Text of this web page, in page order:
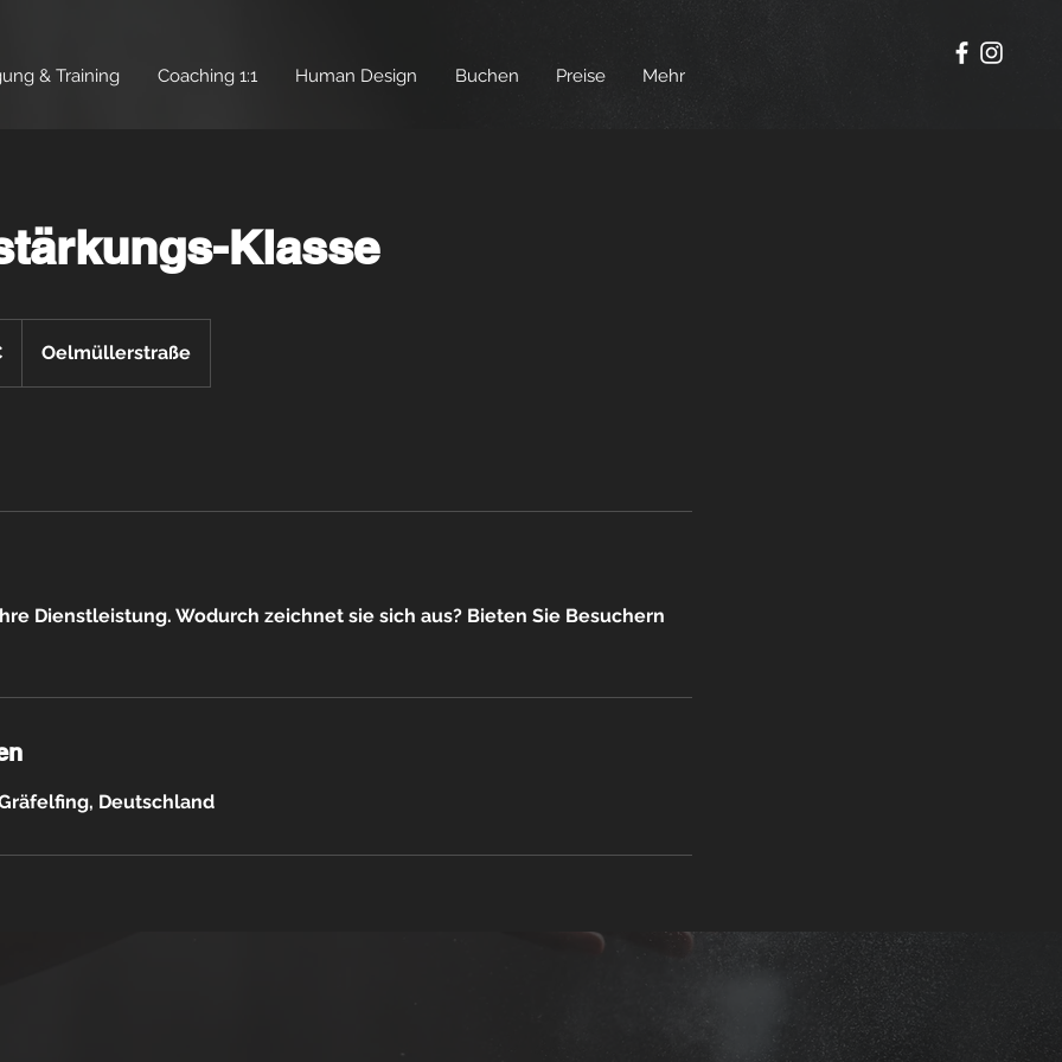
& Training Coaching 1:1 Human Design Buchen Preise Mehr
Klasse
Oelmüllerstraße
Dienstleistung. Wodurch zeichnet sie sich aus? Bieten Sie Besuchern
Deutschland